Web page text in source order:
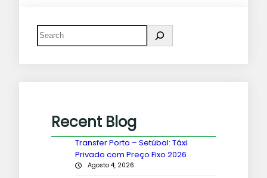
Recent Blog
Transfer Porto – Setúbal: Táxi
Privado com Preço Fixo 2026
Agosto 4, 2026